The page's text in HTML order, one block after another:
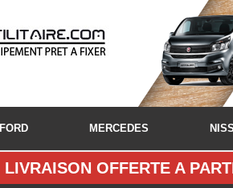
FORD MERCEDES
LIVRAISON OFFERTE A